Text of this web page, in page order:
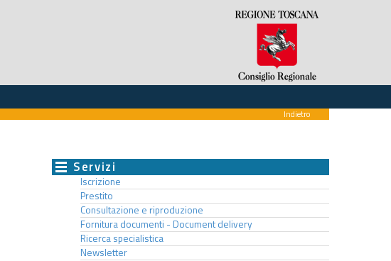
Indietro
Servizi
Iscrizione
Prestito
Consultazione e riproduzione
Fornitura documenti - Document delivery
Ricerca specialistica
Newsletter